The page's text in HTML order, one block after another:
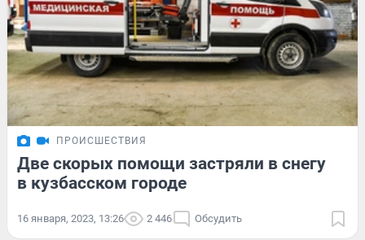
ПРОИСШЕСТВИЯ
Две скорых помощи застряли в снегу
в кузбасском городе
16 января, 2023, 13:26 2 446 Обсудить